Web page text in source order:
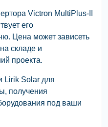
Victron MultiPlus-II
его
Цена может зависеть
складе и
проекта.
Lirik Solar для
получения
под ваши